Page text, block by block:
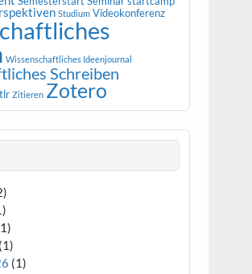
Studium Videokonferenz
Wissenschaftliches Ideenjournal
Schreiben
Zitieren Zotero
(1)
(1)